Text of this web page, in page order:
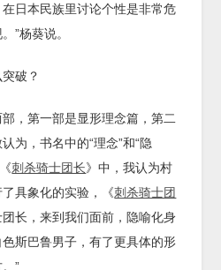
日本民族里讨论个性是非常危
”杨葵说。
破？
，第一部是显形理念篇，第二
为，书名中的“理念”和“隐
刺杀骑士团长》中，我认为村
了具象化的实验，《刺杀骑士团
长，来到我们面前，隐喻化身
斯巴鲁男子，有了更具体的形
”